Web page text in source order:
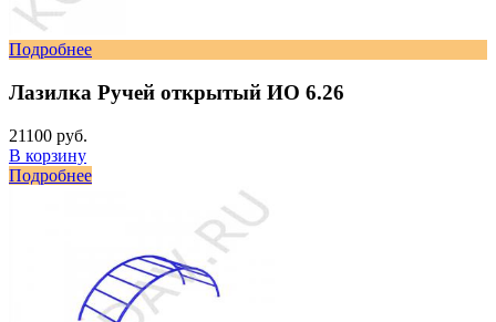
Подробнее
Лазилка Ручей открытый ИО 6.26
21100 руб.
В корзину
Подробнее